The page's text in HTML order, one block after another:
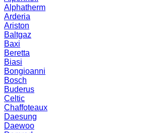
Alphatherm
Arderia
Ariston
Baltgaz
Baxi
Beretta
Biasi
Bongioanni
Bosch
Buderus
Celtic
Chaffoteaux
Daesung
Daewoo